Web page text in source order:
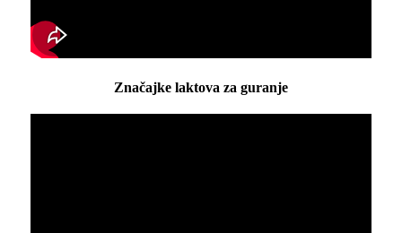
Značajke laktova za guranje